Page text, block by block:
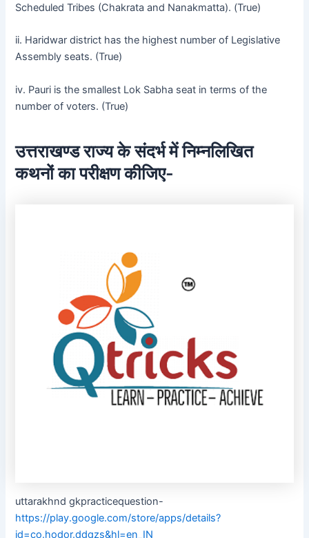
Scheduled Tribes (Chakrata and Nanakmatta). (True)
ii. Haridwar district has the highest number of Legislative
Assembly seats. (True)
iv. Pauri is the smallest Lok Sabha seat in terms of the
number of voters. (True)
उत्तराखण्ड राज्य के संदर्भ में निम्नलिखित
कथनों का परीक्षण कीजिए-
uttarakhnd gkpracticequestion-
https://play.google.com/store/apps/details?
id=co.hodor.ddqzs&hl=en_IN